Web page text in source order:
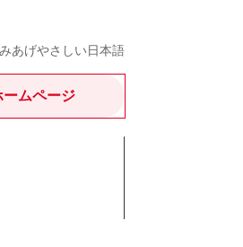
あげやさしい日本語
ームページ